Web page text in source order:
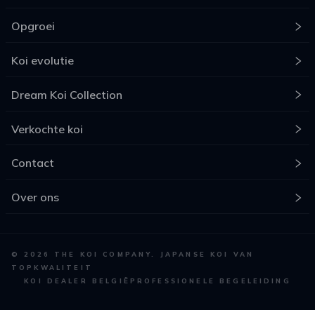
Opgroei
Koi evolutie
Dream Koi Collection
Verkochte koi
Contact
Over ons
© 2026
THE KOI COMPANY. JAPANSE KOI VAN
TOPKWALITEIT
KOI DEALER BELGIË PROFESSIONELE BEGELEIDING